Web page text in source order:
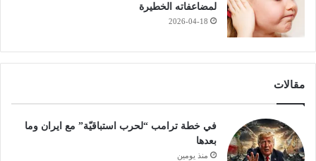
لمضاعفاته الخطيرة
2026-04-18
مقالات
في خطة ترامب “لحرب استباقيّة” مع ايران وما
بعدها
منذ يومين